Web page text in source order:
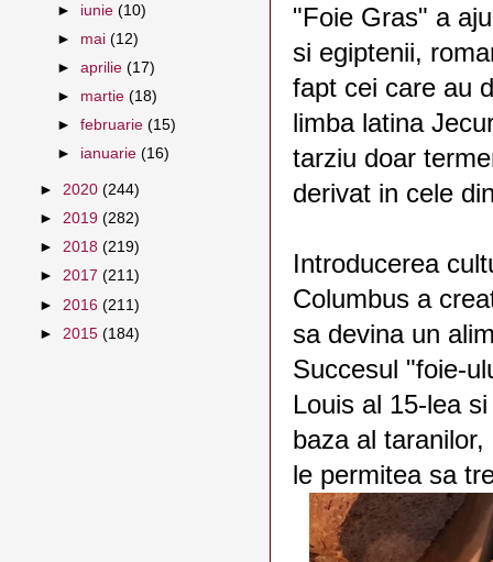
"Foie Gras" a
si egiptenii,
fapt cei care au
limba latina
tarziu doar
derivat in cele
Introducerea
Columbus a
sa devina un
Succesul "foie-
Louis al 15-lea
baza al
le permitea sa
► iunie(10)
► mai(12)
►aprilie(17)
► martie(18)
►februarie(15)
► ianuarie(16)
► 2020 (244)
► 2019 (282)
► 2018 (219)
► 2017 (211)
► 2016 (211)
► 2015 (184)